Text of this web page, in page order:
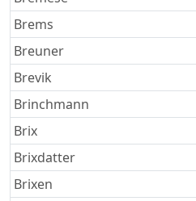
Brems
Breuner
Brevik
Brinchmann
Brix
Brixdatter
Brixen